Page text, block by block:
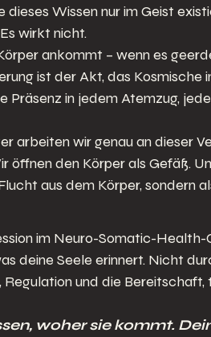
Wissen nur im Geist
wirkt nicht.
ankommt – wenn es
ist der Akt, das Kosmische
Präsenz in jedem Atemzug,
arbeiten wir genau an dieser
öffnen den Körper als Gefäß.
aus dem Körper, sondern
im Neuro-Somatic-
deine Seele erinnert. Nicht
und die Bereitschaft,
woher sie kommt.